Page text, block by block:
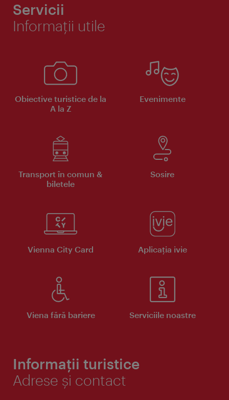
Servicii
Informaţii utile
Obiective turistice de la
A la Z
Evenimente
Transport în comun &
biletele
Sosire
Vienna City Card Aplicaţia ivie
Viena fără bariere Serviciile noastre
Informații turistice
Adrese și contact